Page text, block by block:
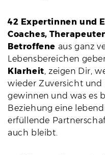
42 Expertinnen und
Coaches,
Betroffene aus ganz
Lebensbereichen
Klarheit, zeigen Dir,
wieder Zuversicht und
gewinnen und was es
Beziehung eine
erfüllende
auch bleibt.